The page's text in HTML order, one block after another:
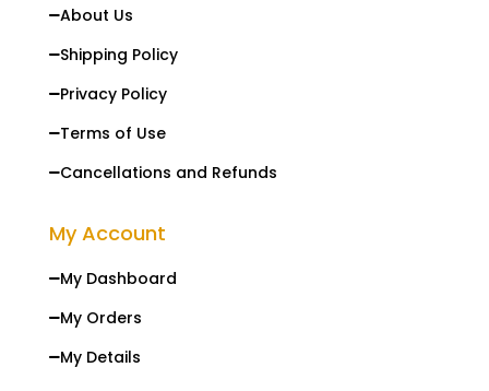
About Us
Shipping Policy
Privacy Policy
Terms of Use
Cancellations and Refunds
My Account
My Dashboard
My Orders
My Details